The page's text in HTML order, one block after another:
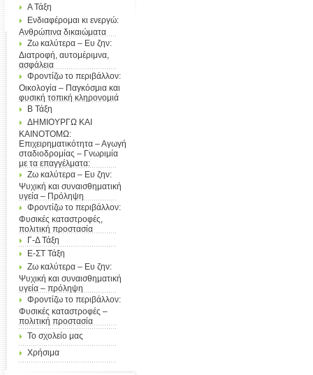
Α Τάξη
Ενδιαφέρομαι κι ενεργώ:
Ανθρώπινα δικαιώματα
Ζω καλύτερα – Ευ ζην:
Διατροφή, αυτομέριμνα,
ασφάλεια
Φροντίζω το περιβάλλον:
Οικολογία – Παγκόσμια και
φυσική τοπική κληρονομιά
Β Τάξη
ΔΗΜΙΟΥΡΓΩ ΚΑΙ
ΚΑΙΝΟΤΟΜΩ:
Επιχειρηματικότητα – Αγωγή
σταδιοδρομίας – Γνωριμία
με τα επαγγέλματα:
Ζω καλύτερα – Ευ ζην:
Ψυχική και συναισθηματική
υγεία – Πρόληψη
Φροντίζω το περιβάλλον:
Φυσικές καταστροφές,
πολιτική προστασία
Γ-Δ Τάξη
Ε-ΣΤ Τάξη
Ζω καλύτερα – Ευ ζην:
Ψυχική και συναισθηματική
υγεία – πρόληψη
Φροντίζω το περιβάλλον:
Φυσικές καταστροφές –
πολιτική προστασία
Το σχολείο μας
Χρήσιμα